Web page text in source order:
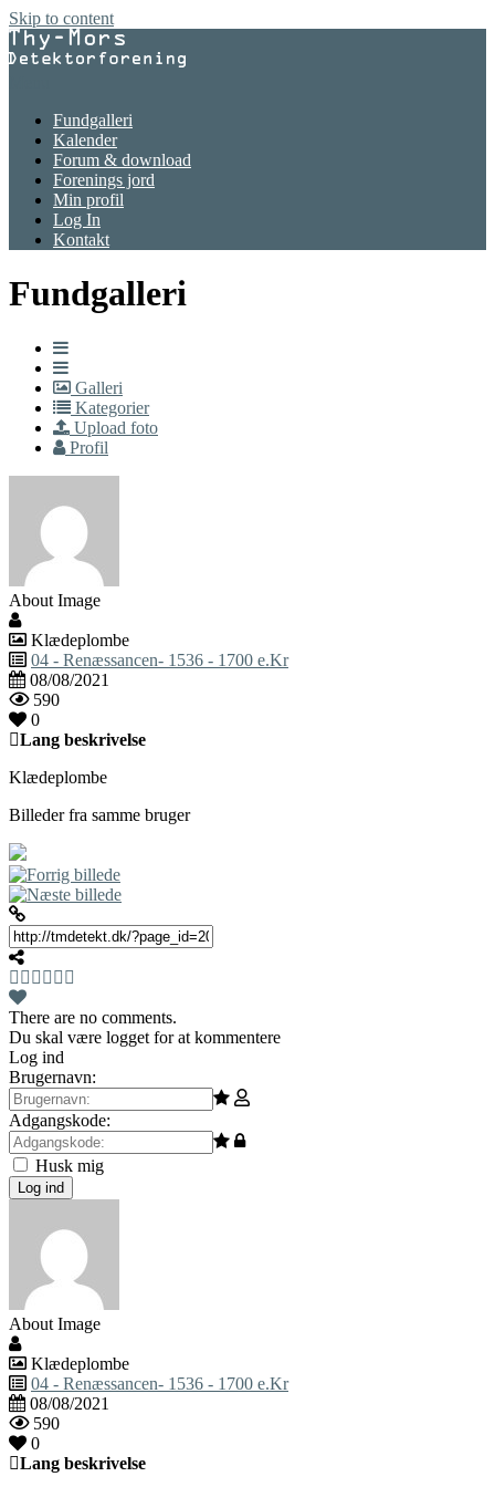
Skip to content
Fundgalleri
Kalender
Forum & download
Forenings jord
Min profil
Log In
Kontakt
Fundgalleri
Galleri
Kategorier
Upload foto
Profil
About Image
Klædeplombe
04 - Renæssancen- 1536 - 1700 e.Kr
08/08/2021
590
0
Lang beskrivelse
Klædeplombe
Billeder fra samme bruger
There are no comments.
Du skal være logget for at kommentere
Log ind
Brugernavn:
Adgangskode:
Husk mig
Log ind
About Image
Klædeplombe
04 - Renæssancen- 1536 - 1700 e.Kr
08/08/2021
590
0
Lang beskrivelse